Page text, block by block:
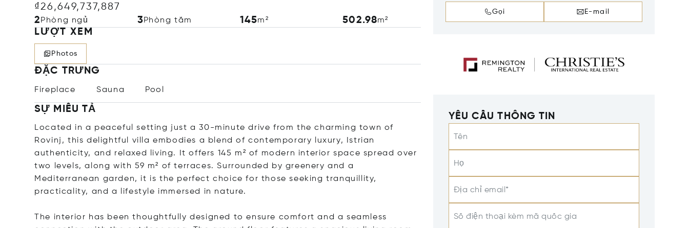
₫26,649,737,887
2 Phòng ngủ 3Phòng tắm 145m² 502.98m²
LƯỢT XEM
Photos
ĐẶC TRƯNG
Fireplace Sauna Pool
SỰ MIÊU TẢ
Located in a peaceful setting just a 30-minute drive from the charming town of
Rovinj, this delightful villa embodies a blend of contemporary luxury, Istrian
authenticity, and relaxed living. It offers 145 m² of modern interior space spread over
two levels, along with 59 m² of terraces. Surrounded by greenery and a
Mediterranean garden, it is the perfect choice for those seeking tranquillity,
practicality, and a lifestyle immersed in nature.
The interior has been thoughtfully designed to ensure comfort and a seamless
Gọi E-mail
YÊU CẦU THÔNG TIN
Tên
Họ
Địa chỉ email*
Số điện thoại kèm mã quốc gia